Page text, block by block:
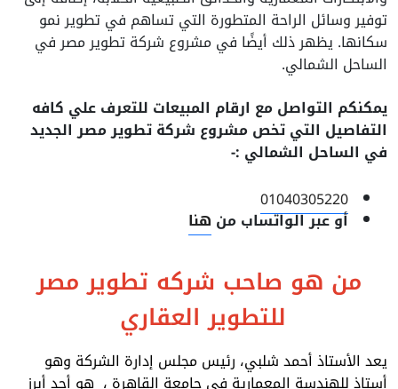
توفير وسائل الراحة المتطورة التي تساهم في تطوير نمو
سكانها. يظهر ذلك أيضًا في مشروع شركة تطوير مصر في
الساحل الشمالي.
يمكنكم التواصل مع ارقام المبيعات للتعرف علي كافه
التفاصيل التي تخص مشروع شركة تطوير مصر الجديد
في الساحل الشمالي :-
01040305220
أو عبر الواتساب من هنا
من هو صاحب شركه تطوير مصر
للتطوير العقاري
يعد الأستاذ أحمد شلبي، رئيس مجلس إدارة الشركة وهو
أستاذ للهندسة المعمارية في جامعة القاهرة ، هو أحد أبرز